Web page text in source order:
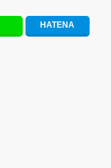
HATENA